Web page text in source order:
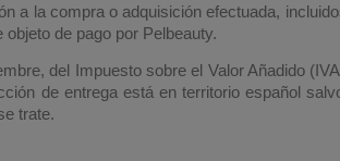
a la compra o adquisición efectuada,
de pago por Pelbeauty.
del Impuesto sobre el Valor Añadido
de entrega está en territorio español
trate.